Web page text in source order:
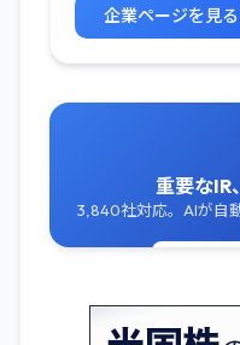
企業ページを見
重要なIR
3,840社対応。AIが自